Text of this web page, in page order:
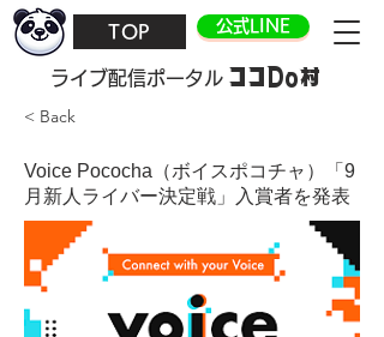
TOP 公式LINE
​ライブ配信ポータル ココDo村
< Back
Voice Pococha（ボイスポコチャ）「9
月新人ライバー決定戦」入賞者を発表